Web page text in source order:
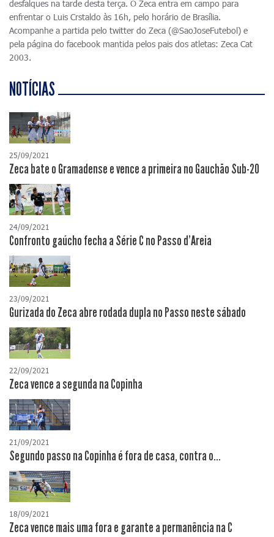
desfalques na tarde desta terça. O Zeca entra em campo para
enfrentar o Luis Crstaldo às 16h, pelo horário de Brasília.
Acompanhe a partida pelo twitter do Zeca (@SaoJoseFutebol) e
pela página do facebook mantida pelos pais dos atletas: Zeca Cat
2003.
NOTÍCIAS
25/09/2021
Zeca bate o Gramadense e vence a primeira no Gauchão Sub-20
24/09/2021
Confronto gaúcho fecha a Série C no Passo d'Areia
23/09/2021
Gurizada do Zeca abre rodada dupla no Passo neste sábado
22/09/2021
Zeca vence a segunda na Copinha
21/09/2021
Segundo passo na Copinha é fora de casa, contra o...
18/09/2021
Zeca vence mais uma fora e garante a permanência na C